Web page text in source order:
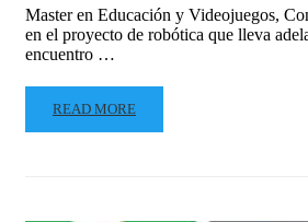
Master en Educación y Videojuegos,
en el proyecto de robótica que lleva
encuentro …
READ MORE